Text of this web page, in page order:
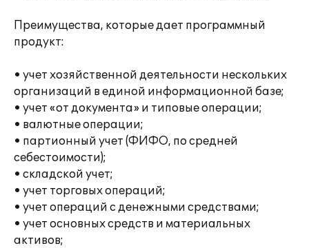
Преимущества, которые дает программный
продукт:
• учет хозяйственной деятельности нескольких
организаций в единой информационной базе;
• учет «от документа» и типовые операции;
• валютные операции;
• партионный учет (ФИФО, по средней
себестоимости);
• складской учет;
• учет торговых операций;
• учет операций с денежными средствами;
• учет основных средств и материальных
активов;